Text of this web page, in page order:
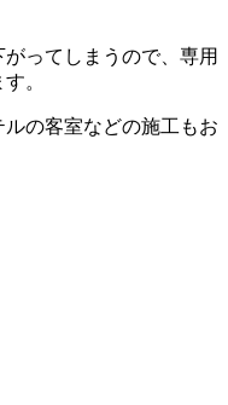
ってしまうので、専用
。
の客室などの施工もお